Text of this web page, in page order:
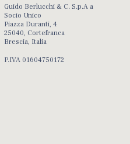
Guido Berlucchi & C. S.p.A a
Socio Unico
Piazza Duranti, 4
25040, Cortefranca
Brescia, Italia
P.IVA 01604750172